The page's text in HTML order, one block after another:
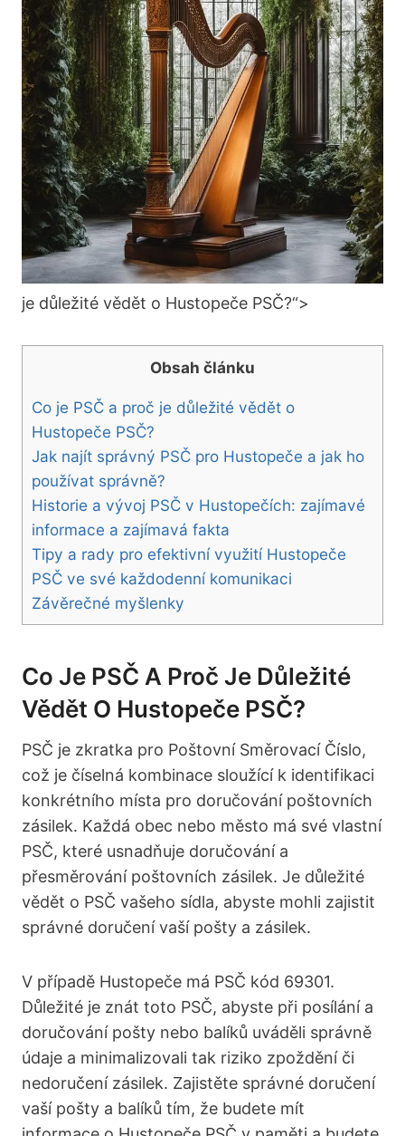
je důležité vědět o Hustopeče PSČ?“>
Obsah článku
Co je PSČ a proč je důležité vědět o
Hustopeče⁢ PSČ?
Jak najít správný PSČ pro Hustopeče⁢ a jak ho
používat správně?
Historie a vývoj PSČ v Hustopečích: zajímavé
informace ⁣a zajímavá fakta
Tipy a rady pro efektivní využití Hustopeče
PSČ ve své každodenní komunikaci
Závěrečné myšlenky
Co Je PSČ A Proč Je Důležité
Vědět O Hustopeče⁢ PSČ?
PSČ je zkratka pro Poštovní Směrovací Číslo,
což je číselná kombinace sloužící k identifikaci
konkrétního místa ⁢pro doručování poštovních
zásilek. Každá obec nebo město má své vlastní
PSČ, které usnadňuje doručování ⁣a
přesměrování poštovních zásilek. Je důležité
vědět o PSČ vašeho sídla, abyste mohli zajistit
správné doručení vaší pošty a zásilek.
V případě Hustopeče má PSČ ⁣kód 69301.
Důležité je znát toto PSČ, abyste při posílání a
‌doručování pošty nebo balíků uváděli‍ správně
údaje a⁢ minimalizovali tak riziko ‍zpoždění či‌
nedoručení zásilek. Zajistěte správné doručení ​
vaší pošty a balíků tím, ‍že budete‍ mít‍